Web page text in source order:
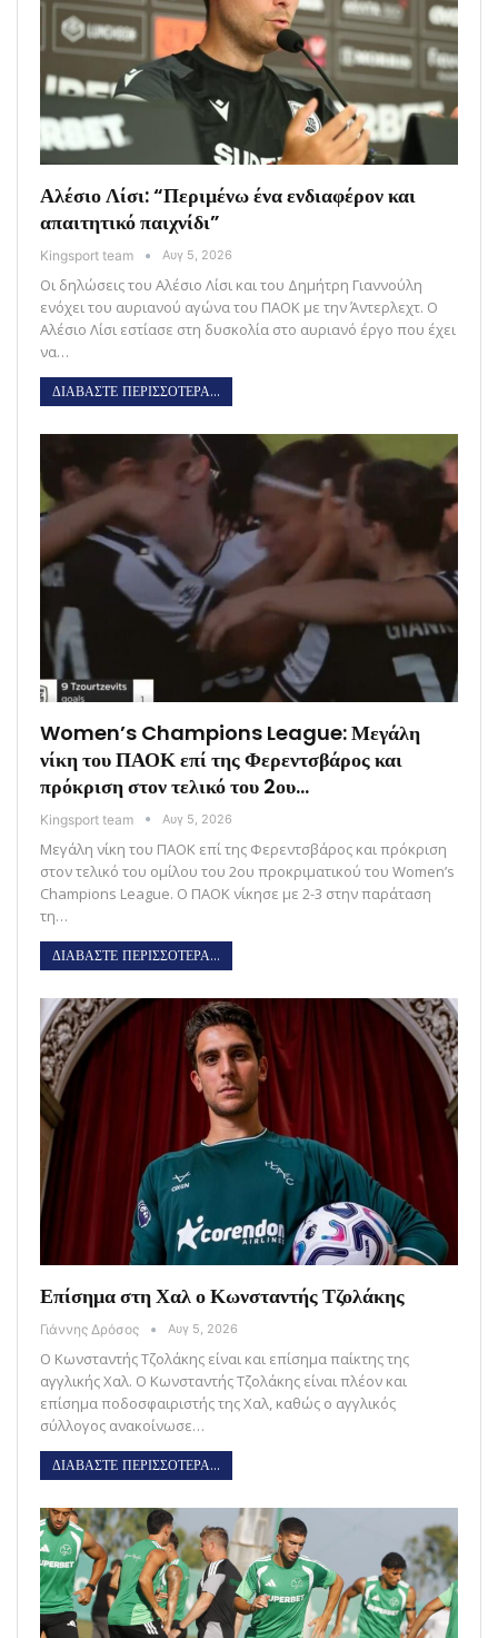
Αλέσιο Λίσι: “Περιμένω ένα ενδιαφέρον και
απαιτητικό παιχνίδι”
Kingsport team Αυγ 5, 2026
Οι δηλώσεις του Αλέσιο Λίσι και του Δημήτρη Γιαννούλη
ενόχει του αυριανού αγώνα του ΠΑΟΚ με την Άντερλεχτ. Ο
Αλέσιο Λίσι εστίασε στη δυσκολία στο αυριανό έργο που έχει
να…
ΔΙΑΒΑΣΤΕ ΠΕΡΙΣΣΟΤΕΡΑ...
Women’s Champions League: Μεγάλη
νίκη του ΠΑΟΚ επί της Φερεντσβάρος και
πρόκριση στον τελικό του 2ου…
Kingsport team Αυγ 5, 2026
Μεγάλη νίκη του ΠΑΟΚ επί της Φερεντσβάρος και πρόκριση
στον τελικό του ομίλου του 2ου προκριματικού του Women’s
Champions League. Ο ΠΑΟΚ νίκησε με 2-3 στην παράταση
τη…
ΔΙΑΒΑΣΤΕ ΠΕΡΙΣΣΟΤΕΡΑ...
Επίσημα στη Χαλ ο Κωνσταντής Τζολάκης
Γιάννης Δρόσος Αυγ 5, 2026
Ο Κωνσταντής Τζολάκης είναι και επίσημα παίκτης της
αγγλικής Χαλ. Ο Κωνσταντής Τζολάκης είναι πλέον και
επίσημα ποδοσφαιριστής της Χαλ, καθώς ο αγγλικός
σύλλογος ανακοίνωσε…
ΔΙΑΒΑΣΤΕ ΠΕΡΙΣΣΟΤΕΡΑ...